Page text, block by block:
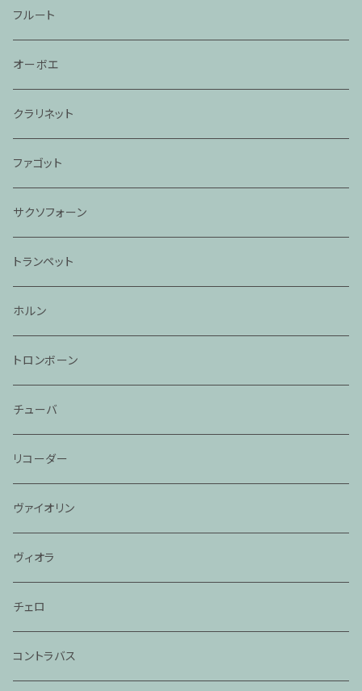
フルート
オーボエ
クラリネット
ファゴット
サクソフォーン
トランペット
ホルン
トロンボーン
チューバ
リコーダー
ヴァイオリン
ヴィオラ
チェロ
コントラバス